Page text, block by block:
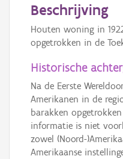
Beschrijving
Houten woning in
opgetrokken in de
Historische
Na de Eerste
Amerikanen in de
barakken
informatie is niet
zowel (Noord-
Amerikaanse